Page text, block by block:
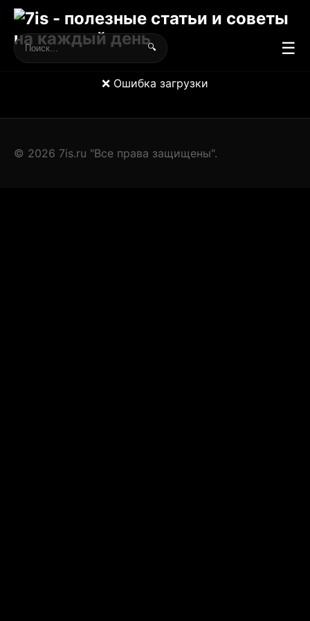
🔍 ☰
❌ Ошибка загрузки
© 2026 7is.ru "Все права защищены".